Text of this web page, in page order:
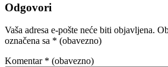
Odgovori
Vaša adresa e-pošte neće biti objavljena.
označena sa * (obavezno)
Komentar * (obavezno)